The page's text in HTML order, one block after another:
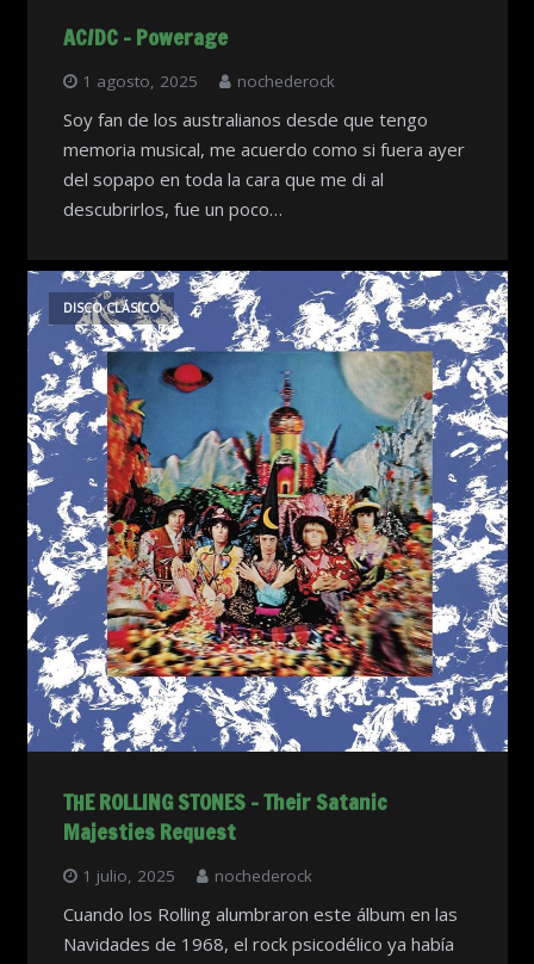
AC/DC – Powerage
1 agosto, 2025 nochederock
Soy fan de los australianos desde que tengo
memoria musical, me acuerdo como si fuera ayer
del sopapo en toda la cara que me di al
descubrirlos, fue un poco…
THE ROLLING STONES – Their Satanic
Majesties Request
1 julio, 2025 nochederock
DISCO CLÁSICO
Cuando los Rolling alumbraron este álbum en las
Navidades de 1968, el rock psicodélico ya había